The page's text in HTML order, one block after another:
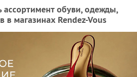
ассортимент обуви, одежды,
в магазинах Rendez-Vous